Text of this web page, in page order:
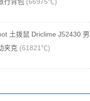
土拨鼠 Driclime J52430 男
夹克 (61821℃)